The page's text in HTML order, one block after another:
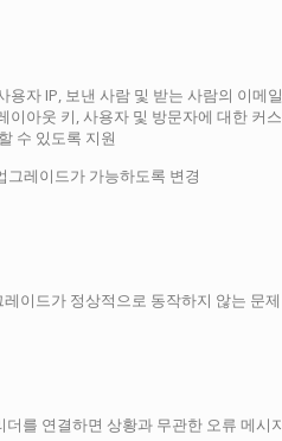
용자 IP, 보낸 사람 및 받는 사람의 이메
이아웃 키, 사용자 및 방문자에 대한 커
수 있도록 지원
그레이드가 가능하도록 변경
이드가 정상적으로 동작하지 않는 문제
를 연결하면 상황과 무관한 오류 메시